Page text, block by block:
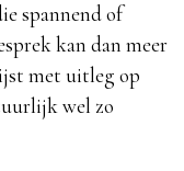
spannend of
kan dan meer
met uitleg op
wel zo